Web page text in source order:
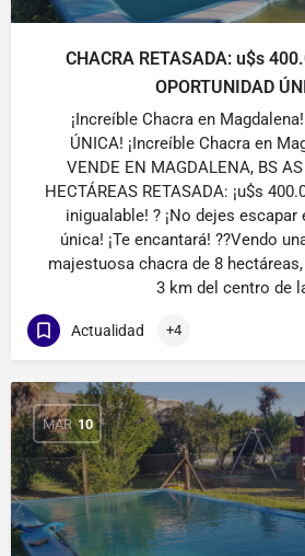
CHACRA RETASADA: u$s
OPORTUNIDAD
¡Increíble Chacra en
ÚNICA! ¡Increíble Chacra en
VENDE EN MAGDALENA, BS
HECTÁREAS RETASADA: ¡u$s
inigualable! ? ¡No dejes
única! ¡Te encantará! ??Vendo
majestuosa chacra de 8
3 km del centro de
Actualidad +4
MAR 10